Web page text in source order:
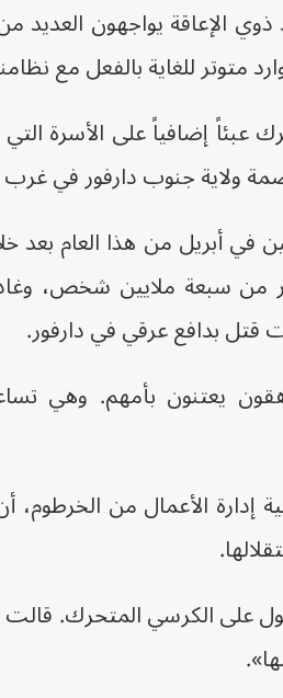
الإعاقة يواجهون العديد
متوتر للغاية بالفعل مع
عبئاً إضافياً على الأسرة
ولاية جنوب دارفور في
في أبريل من هذا العام
من سبعة ملايين شخص،
بدافع عرقي في دارفور.
يعتنون بأمهم. وهي
إدارة الأعمال من
على الكرسي المتحرك.